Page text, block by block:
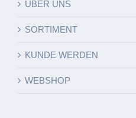
ÜBER UNS
SORTIMENT
KUNDE WERDEN
WEBSHOP